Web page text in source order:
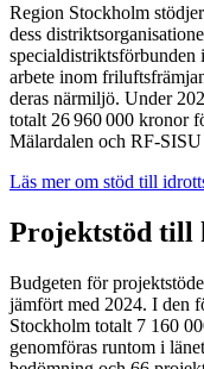
Region Stockholm
dess
specialdistriktsförbunden
arbete inom
deras närmiljö. Under
totalt 26 960 000 kronor
Mälardalen och RF-
Läs mer om stöd till
Projektstöd till
Budgeten för
jämfört med 2024. I den
Stockholm totalt 7 160
genomföras runtom i